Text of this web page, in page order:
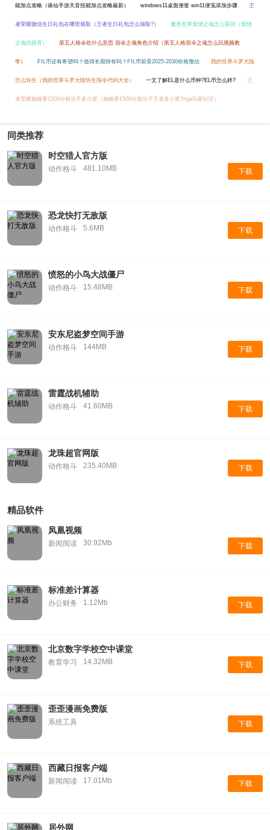
能加点攻略（诛仙手游天音技能加点攻略最新） windows11桌面便签 win11便笺添加步骤 王
者荣耀微信生日礼包在哪里领取（王者生日礼包怎么领取?） 魔兽世界萦绕之魂怎么获得（萦绕
之魂的拼音） 第五人格伞吹什么意思 宿伞之魂角色介绍（第五人格宿伞之魂怎么玩视频教
学） FIL币还有希望吗？值得长期持有吗？FIL币前景2025-2030价格预估 我的世界斗罗大陆
怎么转生（我的世界斗罗大陆转生指令代码大全） 一文了解EL是什么币种?EL币怎么样? 王
者荣耀巅峰赛1500分相当于多少星（巅峰赛1500分相当于王者多少星?nga玩家社区）
同类推荐
时空猎人官方版
动作格斗 481.10MB 下载
恐龙快打无敌版
动作格斗 5.6MB 下载
愤怒的小鸟大战僵尸
动作格斗 15.48MB 下载
安东尼盗梦空间手游
动作格斗 144MB 下载
雷霆战机辅助
动作格斗 41.60MB 下载
龙珠超官网版
动作格斗 235.40MB 下载
精品软件
凤凰视频
新闻阅读 30.92Mb 下载
标准差计算器
办公财务 1.12Mb 下载
北京数字学校空中课堂
教育学习 14.32MB 下载
歪歪漫画免费版
系统工具 下载
西藏日报客户端
新闻阅读 17.01Mb 下载
居外网